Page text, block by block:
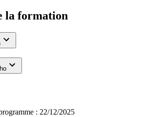
la formation
: 22/12/2025